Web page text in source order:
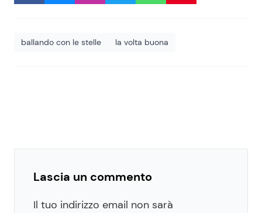
ballando con le stelle la volta buona
Lascia un commento
Il tuo indirizzo email non sarà